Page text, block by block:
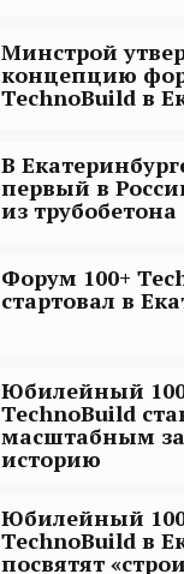
Минстрой
концепцию
TechnoBuild в
В
первый в
из трубобетона
Форум 100+
стартовал в
Юбилейный
TechnoBuild
масштабным
историю
Юбилейный
TechnoBuild в
посвятят